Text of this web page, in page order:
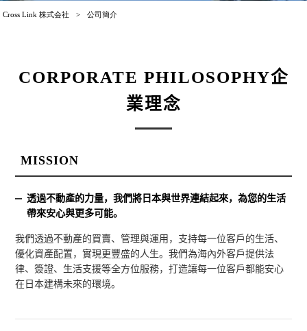
Cross Link 株式会社 > 公司簡介
CORPORATE PHILOSOPHY企
業理念
MISSION
透過不動產的力量，我們將日本與世界連結起來，為您的生活
帶來安心與更多可能。
我們透過不動產的買賣、管理與運用，支持每一位客戶的生活、
優化資產配置，實現更豐盛的人生。我們為海內外客戶提供法
律、簽證、生活支援等全方位服務，打造讓每一位客戶都能安心
在日本建構未來的環境。